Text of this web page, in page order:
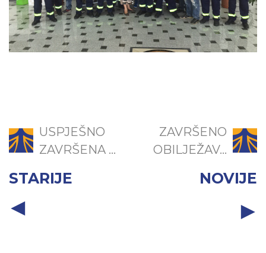
USPJEŠNO
ZAVRŠENA ...
STARIJE
ZAVRŠENO
OBILJEŽAV...
NOVIJE